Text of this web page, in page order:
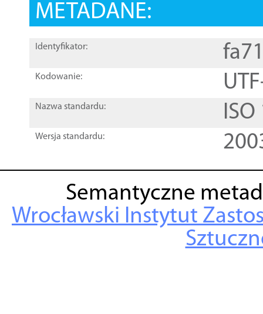
METADANE:
Identyfikator:
Kodowanie:
Nazwa standardu:
Wersja standardu:
Semantyczne
Wrocławski Instytut